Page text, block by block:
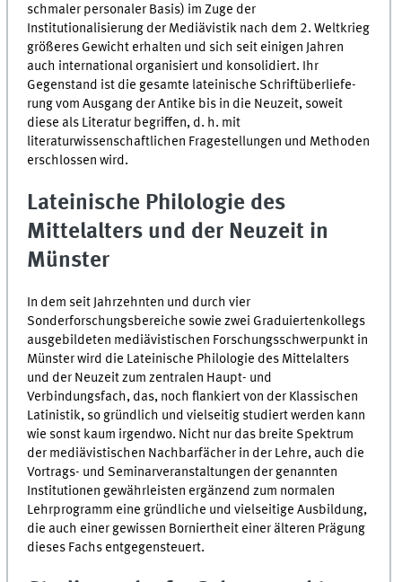
schma­ler personaler Basis) im Zuge der
Institutionalisierung der Mediävistik nach dem 2. Weltkrieg
größeres Gewicht erhalten und sich seit einigen Jahren
auch international organisiert und konsolidiert. Ihr
Gegenstand ist die gesamte lateinische Schrift­über­lie­fe­
rung vom Ausgang der Antike bis in die Neuzeit, soweit
diese als Literatur begriffen, d. h. mit
literaturwissenschaftlichen Fragestellungen und Methoden
erschlossen wird.
Lateinische Philologie des
Mittelalters und der Neuzeit in
Münster
In dem seit Jahrzehnten und durch vier
Sonderforschungsbereiche sowie zwei Gra­du­ier­ten­kol­legs
ausgebildeten mediävistischen Forschungsschwerpunkt in
Münster wird die Lateinische Philologie des Mittelalters
und der Neuzeit zum zentralen Haupt- und
Verbindungsfach, das, noch flankiert von der Klassischen
Latinistik, so gründlich und vielseitig studiert werden kann
wie sonst kaum irgendwo. Nicht nur das breite Spek­trum
der mediävistischen Nachbarfächer in der Lehre, auch die
Vortrags- und Se­mi­nar­ver­an­stal­tun­gen der genannten
Institutionen gewährleisten ergänzend zum normalen
Lehrprogramm eine gründliche und vielseitige Ausbildung,
die auch einer gewissen Borniertheit einer älteren Prägung
dieses Fachs entgegensteuert.